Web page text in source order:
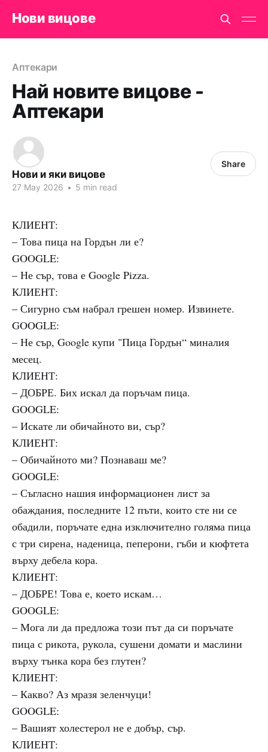
Нови вицове
Аптекари
Най новите вицове -
Аптекари
Нови и яки вицове
27 May 2026 • 5 min read
Share
КЛИЕНТ:
– Това пица на Гордън ли е?
GOOGLE:
– Не сър, това е Google Pizza.
КЛИЕНТ:
– Сигурно съм набрал грешен номер. Извинете.
GOOGLE:
– Не сър, Google купи "Пица Гордън“ миналия
месец.
КЛИЕНТ:
– ДОБРЕ. Бих искал да поръчам пица.
GOOGLE:
– Искате ли обичайното ви, сър?
КЛИЕНТ:
– Обичайното ми? Познаваш ме?
GOOGLE:
– Съгласно нашия информационен лист за
обаждания, последните 12 пъти, които сте ни се
обадили, поръчате една изключително голяма пица
с три сирена, наденица, пеперони, гъби и кюфтета
върху дебела кора.
КЛИЕНТ:
– ДОБРЕ! Това е, което искам…
GOOGLE:
– Мога ли да предложа този път да си поръчате
пица с рикота, рукола, сушени домати и маслини
върху тънка кора без глутен?
КЛИЕНТ:
– Какво? Аз мразя зеленчуци!
GOOGLE:
– Вашият холестерол не е добър, сър.
КЛИЕНТ: